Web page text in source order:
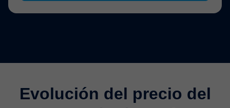
Evolución del precio del